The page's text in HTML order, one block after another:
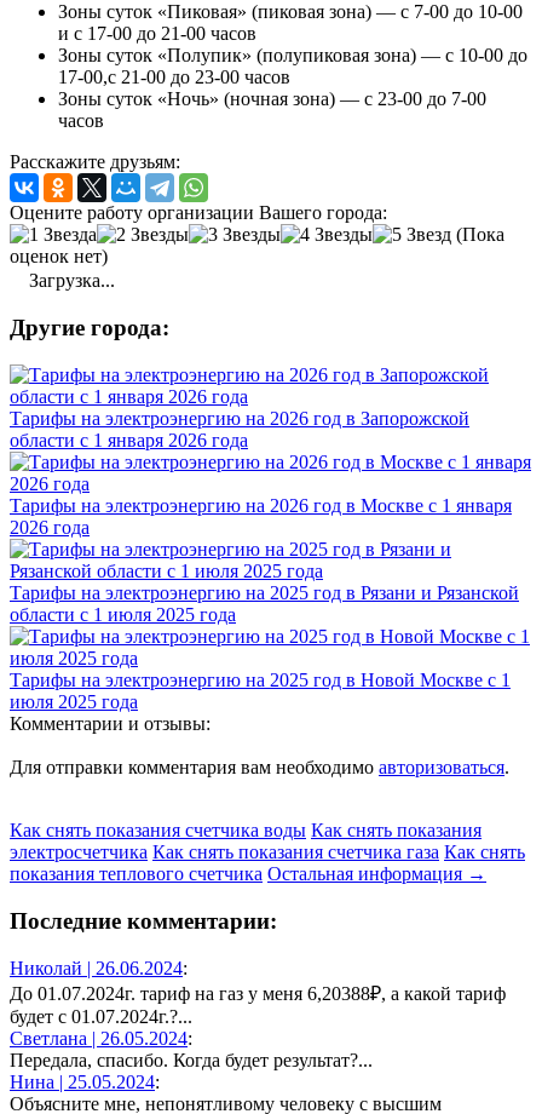
Зоны суток «Пиковая» (пиковая зона) — с 7-00 до 10-00
и с 17-00 до 21-00 часов
Зоны суток «Полупик» (полупиковая зона) — с 10-00 до
17-00,с 21-00 до 23-00 часов
Зоны суток «Ночь» (ночная зона) — с 23-00 до 7-00
часов
Расскажите друзьям:
Оцените работу организации Вашего города:
(Пока
оценок нет)
Загрузка...
Другие города:
Тарифы на электроэнергию на 2026 год в Запорожской
области с 1 января 2026 года
Тарифы на электроэнергию на 2026 год в Москве с 1 января
2026 года
Тарифы на электроэнергию на 2025 год в Рязани и Рязанской
области с 1 июля 2025 года
Тарифы на электроэнергию на 2025 год в Новой Москве с 1
июля 2025 года
Комментарии и отзывы:
Для отправки комментария вам необходимо авторизоваться.
Как снять показания счетчика воды Как снять показания
электросчетчика Как снять показания счетчика газа Как снять
показания теплового счетчика Остальная информация →
Последние комментарии:
Николай | 26.06.2024:
До 01.07.2024г. тариф на газ у меня 6,20388₽, а какой тариф
будет с 01.07.2024г.?...
Светлана | 26.05.2024:
Передала, спасибо. Когда будет результат?...
Нина | 25.05.2024:
Объясните мне, непонятливому человеку с высшим